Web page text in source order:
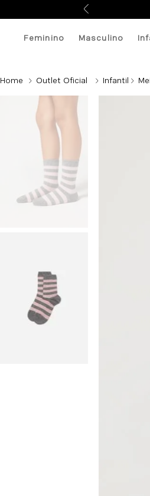
Feminino Masculino
Outlet Oficial Infantil